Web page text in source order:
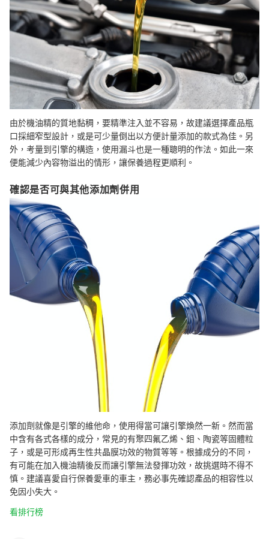
由於機油精的質地黏稠，要精準注入並不容易，故建議選擇產品瓶
口採細窄型設計，或是可少量倒出以方便計量添加的款式為佳。另
外，考量到引擎的構造，使用漏斗也是一種聰明的作法。如此一來
便能減少內容物溢出的情形，讓保養過程更順利。
確認是否可與其他添加劑併用
添加劑就像是引擎的維他命，使用得當可讓引擎煥然一新。然而當
中含有各式各樣的成分，常見的有聚四氟乙烯、鉬、陶瓷等固體粒
子，或是可形成再生性共晶膜功效的物質等等。根據成分的不同，
有可能在加入機油精後反而讓引擎無法發揮功效，故挑選時不得不
慎。建議喜愛自行保養愛車的車主，務必事先確認產品的相容性以
免因小失大。
看排行榜